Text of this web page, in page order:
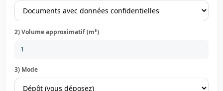
2) Volume approximatif (m³)
3) Mode